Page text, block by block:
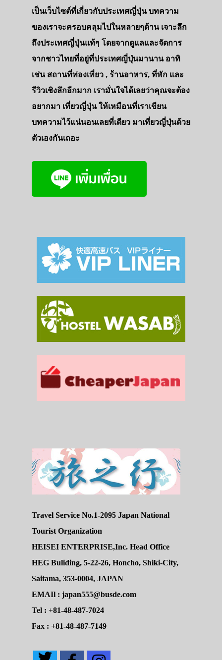
เป็นเว็บไซต์ที่เกี่ยวกับประเทศญี่ปุ่น บทความ
ของเราจะครอบคลุมไปในหลายๆด้าน เจาะลึก
ถึงประเทศญี่ปุ่นแท้ๆ โดยจากดูแลและจัดการ
จากชาวไทยที่อยู่ที่ประเทศญี่ปุ่นมานาน อาทิ
เช่น สถานที่ท่องเที่ยว , ร้านอาหาร, ที่พัก และ
รีวิวเชิงลึกอีกมาก เรามั่นใจได้เลยว่าคุณจะต้อง
อยากมา เที่ยวญี่ปุ่น ให้เหมือนที่เราเขียน
บทความไว้แน่นอนเลยที่เดียว มาเที่ยวญี่ปุ่นด้วย
ตัวเองกันเถอะ
Travel Service No.1-2095 Japan National
Tourist Organization
HEISEI ENTERPRISE,Inc. Head Office
HEG Buliding, 5-22-26, Honcho, Shiki-City,
Saitama, 353-0004, JAPAN
EMAIl : japan555@busde.com
Tel : +81-48-487-7024
Fax : +81-48-487-7149